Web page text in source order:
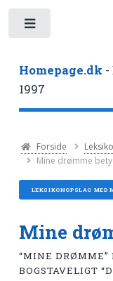
Homepage.dk -
1997
Forside
Mine drømme
LEKSIKONOPSLAG MED
Mine
“MINE DRØMME”
BOGSTAVELIGT